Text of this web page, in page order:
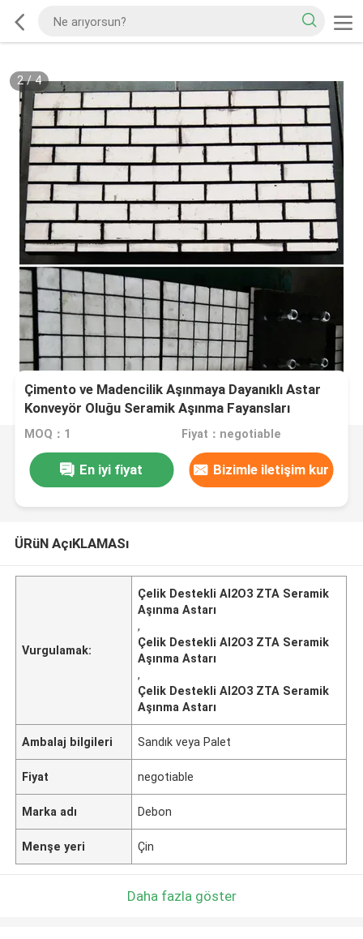
2/4
Çimento ve Madencilik Aşınmaya Dayanıklı Astar
Konveyör Oluğu Seramik Aşınma Fayansları
MOQ：1 Fiyat：negotiable
En iyi fiyat Bizimle iletişim kur
ÜRüN AçıKLAMASı
Vurgulamak:
Çelik Destekli Al2O3 ZTA Seramik
Aşınma Astarı
,
Çelik Destekli Al2O3 ZTA Seramik
Aşınma Astarı
,
Çelik Destekli Al2O3 ZTA Seramik
Aşınma Astarı
Ambalaj bilgileri Sandık veya Palet
Fiyat negotiable
Marka adı Debon
Menşe yeri Çin
Daha fazla göster